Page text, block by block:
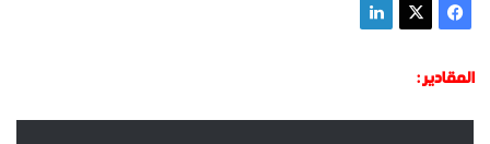
المقادير :